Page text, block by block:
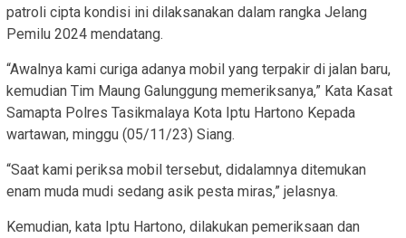
patroli cipta kondisi ini dilaksanakan dalam rangka Jelang
Pemilu 2024 mendatang.
“Awalnya kami curiga adanya mobil yang terpakir di jalan baru,
kemudian Tim Maung Galunggung memeriksanya,” Kata Kasat
Samapta Polres Tasikmalaya Kota Iptu Hartono Kepada
wartawan, minggu (05/11/23) Siang.
“Saat kami periksa mobil tersebut, didalamnya ditemukan
enam muda mudi sedang asik pesta miras,” jelasnya.
Kemudian, kata Iptu Hartono, dilakukan pemeriksaan dan